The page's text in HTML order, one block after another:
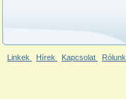
Linkek Hírek Kapcsolat Rólunk